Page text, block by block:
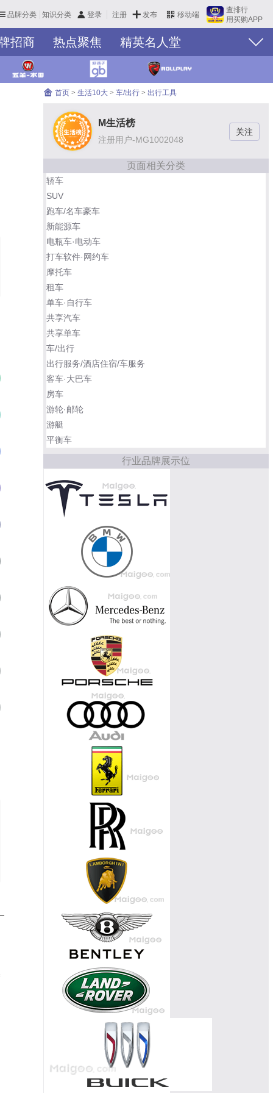
品牌分类 知识分类 登录 注册 发布 移动端
查排行
用买购APP
招商 热点聚焦 精英名人堂
我想代理
01 哈弗H6
02 本田CR-V
丰田RAV4荣放
04 长安CS75 PLUS
大众途岳
宋PLUS DM-i
星越L
元PLUS
皓影
首页 > 生活10大 > 车/出行 > 出行工具
M生活榜
注册用户-MG1002048
页面相关分类
轿车
SUV
跑车/名车豪车
新能源车
电瓶车·电动车
打车软件·网约车
摩托车
租车
单车·自行车
共享汽车
共享单车
车/出行
出行服务/酒店住宿/车服务
客车·大巴车
房车
游轮·邮轮
游艇
平衡车
行业品牌展示位